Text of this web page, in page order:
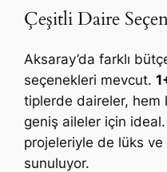
Çeşitli Daire
Aksaray’da farklı
seçenekleri mevcut.
tiplerde daireler, hem
geniş aileler için
projeleriyle de lüks ve
sunuluyor.